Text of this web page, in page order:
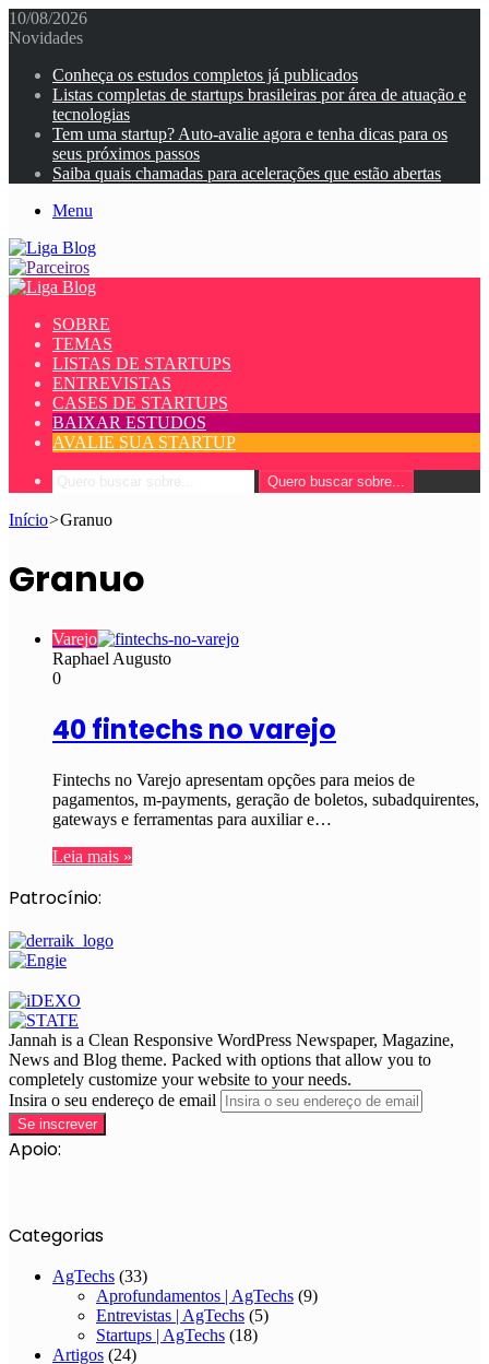
10/08/2026
Novidades
Conheça os estudos completos já publicados
Listas completas de startups brasileiras por área de atuação e
tecnologias
Tem uma startup? Auto-avalie agora e tenha dicas para os
seus próximos passos
Saiba quais chamadas para acelerações que estão abertas
Menu
SOBRE
TEMAS
LISTAS DE STARTUPS
ENTREVISTAS
CASES DE STARTUPS
BAIXAR ESTUDOS
AVALIE SUA STARTUP
Quero buscar sobre...
Início>Granuo
Granuo
Varejo
Raphael Augusto
0
40 fintechs no varejo
Fintechs no Varejo apresentam opções para meios de
pagamentos, m-payments, geração de boletos, subadquirentes,
gateways e ferramentas para auxiliar e…
Leia mais »
Patrocínio:
Jannah is a Clean Responsive WordPress Newspaper, Magazine,
News and Blog theme. Packed with options that allow you to
completely customize your website to your needs.
Insira o seu endereço de email
Apoio:
Categorias
AgTechs (33)
Aprofundamentos | AgTechs (9)
Entrevistas | AgTechs (5)
Startups | AgTechs (18)
Artigos (24)